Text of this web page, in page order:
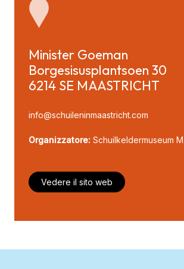
Minister Goeman
Borgesisusplantsoen 30
6214 SE MAASTRICHT
info@schuileninmaastricht.com
Organizzatore: Schuilkeldermuseum
Vedere il sito web